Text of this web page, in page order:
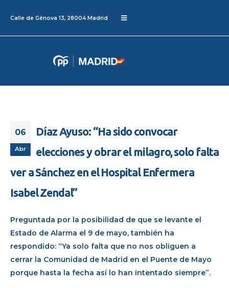
Calle de Génova 13, 28004 Madrid
06
Abr
Díaz Ayuso: “Ha sido convocar
elecciones y obrar el milagro, solo falta
ver a Sánchez en el Hospital Enfermera
Isabel Zendal”
Preguntada por la posibilidad de que se levante el
Estado de Alarma el 9 de mayo, también ha
respondido: “Ya solo falta que no nos obliguen a
cerrar la Comunidad de Madrid en el Puente de Mayo
porque hasta la fecha así lo han intentado siempre”.